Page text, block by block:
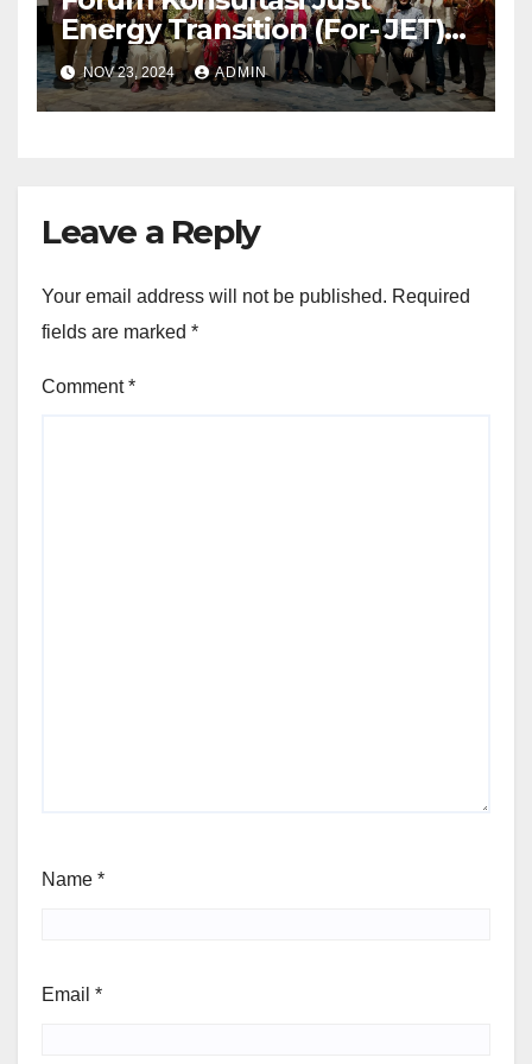
Energy Transition (For- JET)
Konfederasi SP/SB terbentuk
NOV 23, 2024 ADMIN
Leave a Reply
Your email address will not be published. Required
fields are marked *
Comment*
Name *
Email *